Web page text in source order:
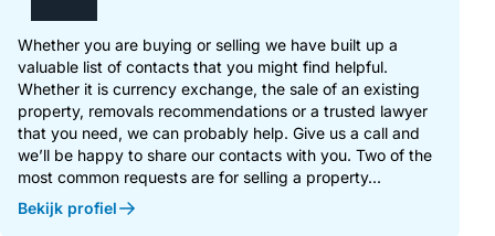
Whether you are buying or selling we have built up a
valuable list of contacts that you might find helpful.
Whether it is currency exchange, the sale of an existing
property, removals recommendations or a trusted lawyer
that you need, we can probably help. Give us a call and
we’ll be happy to share our contacts with you. Two of the
most common requests are for selling a property...
Bekijk profiel